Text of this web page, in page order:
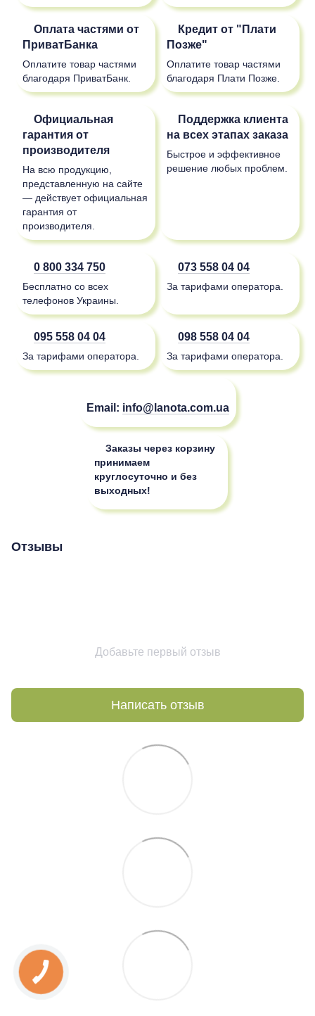
Оплата частями от
ПриватБанка
Оплатите товар частями
благодаря ПриватБанк.
Кредит от "Плати
Позже"
Оплатите товар частями
благодаря Плати Позже.
Официальная
гарантия от
производителя
На всю продукцию,
представленную на сайте
— действует официальная
гарантия от
производителя.
Поддержка клиента
на всех этапах заказа
Быстрое и эффективное
решение любых проблем.
0 800 334 750
Бесплатно со всех
телефонов Украины.
073 558 04 04
За тарифами оператора.
095 558 04 04
За тарифами оператора.
098 558 04 04
За тарифами оператора.
Email: info@lanota.com.ua
Заказы через корзину
принимаем
круглосуточно и без
выходных!
Отзывы
Добавьте первый отзыв
Написать отзыв